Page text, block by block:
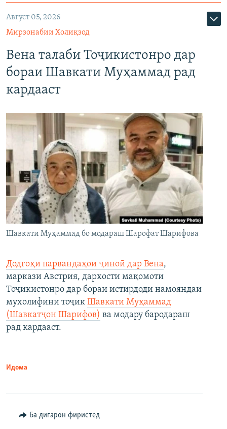
Август 05, 2026
Мирзонабии Холиқзод
Вена талаби Тоҷикистонро дар
бораи Шавкати Муҳаммад рад
кардааст
Шавкати Муҳаммад бо модараш Шарофат Шарифова
Додгоҳи парвандаҳои ҷиноӣ дар Вена,
маркази Австрия, дархости мақомоти
Тоҷикистонро дар бораи истирдоди намояндаи
мухолифини тоҷик Шавкати Муҳаммад
(Шавкатҷон Шарифов) ва модару бародараш
рад кардааст.
Идома
Ба дигарон фиристед